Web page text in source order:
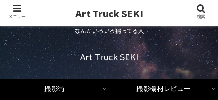
なんかいろいろ撮ってる人
Art Truck SEKI
撮影術
撮影機材レビュー
メニュー Art Truck SEKI 検索